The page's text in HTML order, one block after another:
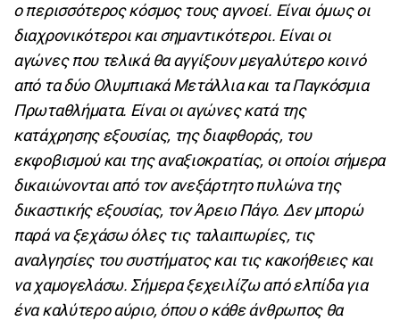
ο περισσότερος κόσμος τους αγνοεί. Είναι όμως οι
διαχρονικότεροι και σημαντικότεροι. Είναι οι
αγώνες που τελικά θα αγγίξουν μεγαλύτερο κοινό
από τα δύο Ολυμπιακά Μετάλλια και τα Παγκόσμια
Πρωταθλήματα. Είναι οι αγώνες κατά της
κατάχρησης εξουσίας, της διαφθοράς, του
εκφοβισμού και της αναξιοκρατίας, οι οποίοι σήμερα
δικαιώνονται από τον ανεξάρτητο πυλώνα της
δικαστικής εξουσίας, τον Άρειο Πάγο. Δεν μπορώ
παρά να ξεχάσω όλες τις ταλαιπωρίες, τις
αναλγησίες του συστήματος και τις κακοήθειες και
να χαμογελάσω. Σήμερα ξεχειλίζω από ελπίδα για
ένα καλύτερο αύριο, όπου ο κάθε άνθρωπος θα